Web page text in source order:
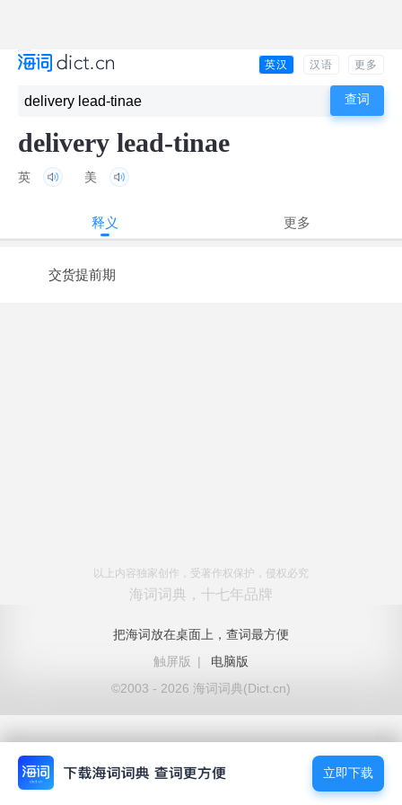
英汉 汉语 更多
delivery lead-tinae
英 美
释义 更多
交货提前期
以上内容独家创作，受著作权保护，侵权必究
海词词典，十七年品牌
把海词放在桌面上，查词最方便
触屏版
|
电脑版
©2003 - 2026 海词词典(Dict.cn)
立即下载
立即下载